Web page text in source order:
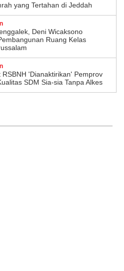
yang Tertahan di Jeddah
Deni Wicaksono
Ruang Kelas
RSBNH 'Dianaktirikan' Pemprov
SDM Sia-sia Tanpa Alkes